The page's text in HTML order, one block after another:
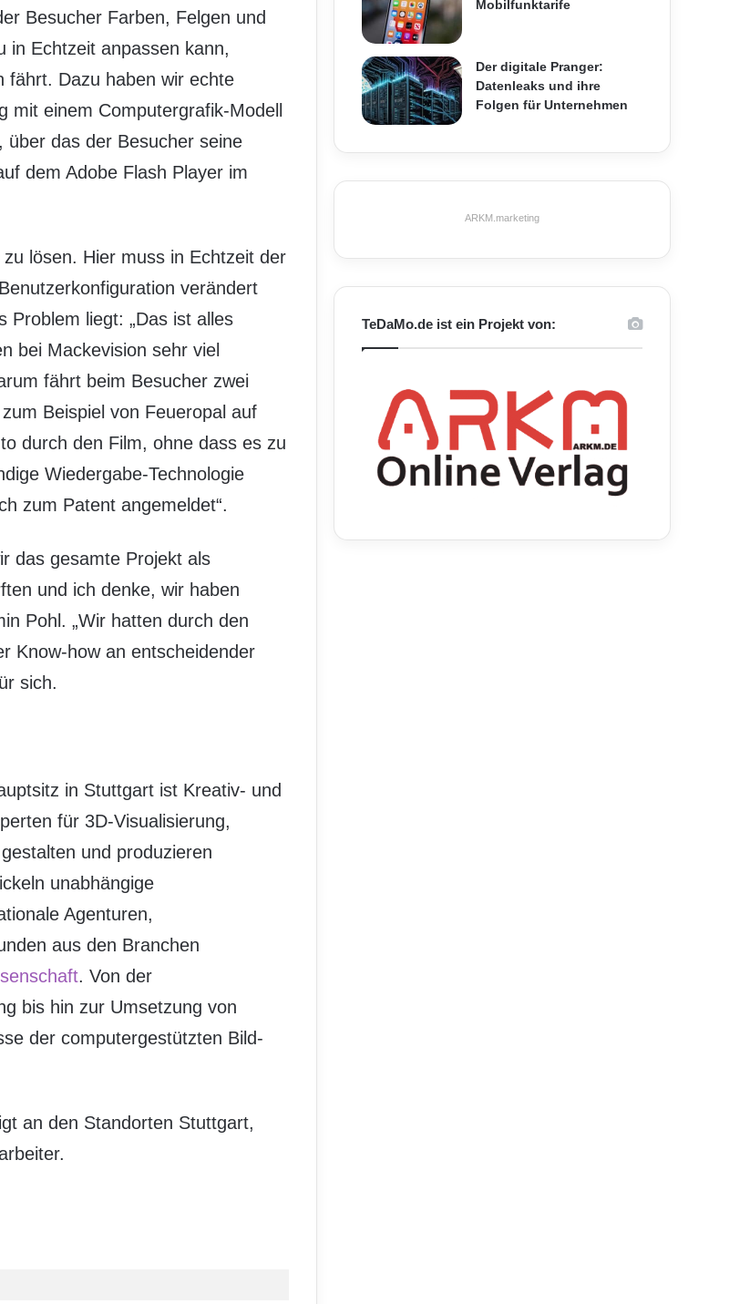
Besucher Farben, Felgen und
in Echtzeit anpassen kann,
fährt. Dazu haben wir echte
mit einem Computergrafik-Modell
das der Besucher seine
dem Adobe Flash Player im
lösen. Hier muss in Echtzeit der
verändert
Problem liegt: „Das ist alles
bei Mackevision sehr viel
fährt beim Besucher zwei
Beispiel von Feueropal auf
durch den Film, ohne dass es zu
Wiedergabe-Technologie
zum Patent angemeldet“.
das gesamte Projekt als
und ich denke, wir haben
Pohl. „Wir hatten durch den
Know-how an entscheidender
sich.
in Stuttgart ist Kreativ- und
für 3D-Visualisierung,
und produzieren
unabhängige
Agenturen,
aus den Branchen
. Von der
bis hin zur Umsetzung von
der computergestützten Bild-
an den Standorten Stuttgart,
Mobilfunktarife
Der digitale Pranger:
Datenleaks und ihre
Folgen für Unternehmen
ARKM.marketing
TeDaMo.de ist ein Projekt von: